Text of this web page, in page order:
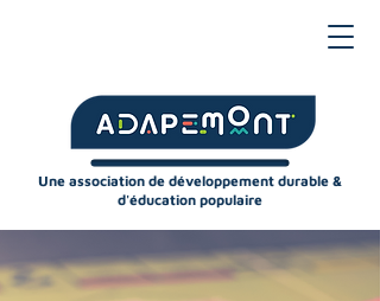
Une association de développement durable &
d'éducation populaire